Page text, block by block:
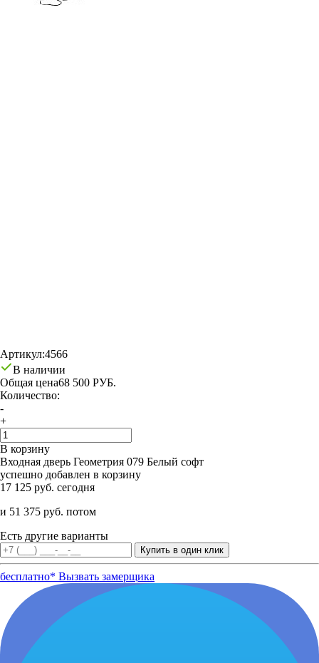
Артикул:4566
В наличии
Общая цена68 500 РУБ.
Количество:
-
+
В корзину
Входная дверь Геометрия 079 Белый софт
успешно добавлен в корзину
17 125 руб. сегодня
и 51 375 руб. потом
Есть другие варианты
бесплатно* Вызвать замерщика